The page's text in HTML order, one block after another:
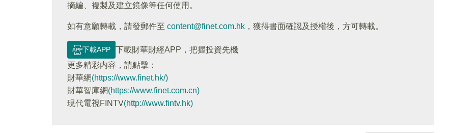
摘編、複製及建立鏡像等任何使用。
如有意願轉載，請發郵件至 content@finet.com.hk ，獲得書面確認及授權後，方可轉載。
下載APP
下載財華財經APP，把握投資先機
更多精彩内容，請點擊：
財華網(https://www.finet.hk/)
財華智庫網(https://www.finet.com.cn)
現代電視FINTV(http://www.fintv.hk)